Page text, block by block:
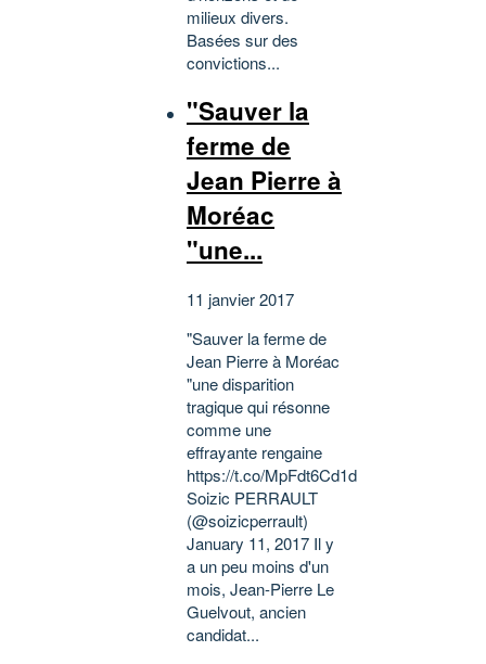
milieux divers.
Basées sur des
convictions...
"Sauver la
ferme de
Jean Pierre à
Moréac
"une...
11 janvier 2017
"Sauver la ferme de
Jean Pierre à Moréac
"une disparition
tragique qui résonne
comme une
effrayante rengaine
https://t.co/MpFdt6Cd1d
Soizic PERRAULT
(@soizicperrault)
January 11, 2017 Il y
a un peu moins d'un
mois, Jean-Pierre Le
Guelvout, ancien
candidat...